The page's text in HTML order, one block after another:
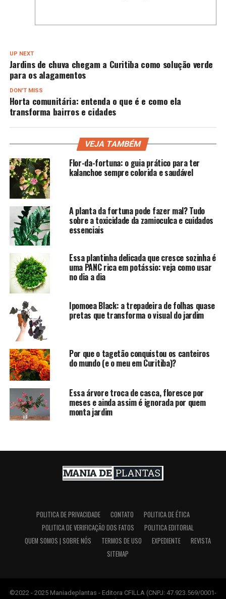
UP NEXT
Jardins de chuva chegam a Curitiba como solução verde
para os alagamentos
DON'T MISS
Horta comunitária: entenda o que é e como ela
transforma bairros e cidades
VEJA TAMBÉM
Flor-da-fortuna: o guia prático para ter
kalanchoe sempre colorida e saudável
A planta da fortuna pode fazer mal? Tudo
sobre a toxicidade da zamioculca e cuidados
essenciais
Essa plantinha delicada que cresce sozinha é
uma PANC rica em potássio: veja como usar
no dia a dia
Ipomoea Black: a trepadeira de folhas quase
pretas que transforma o visual do jardim
Por que o tagetão conquistou os canteiros
do mundo (e o meu em Curitiba)?
Essa árvore troca de casca, floresce por
meses e ainda assim é ignorada por quem
monta jardim
POLITICA DE PRIVACIDADE CONTATO
POLITICA DE ÉTICA
POLITICA DE VERIFICAÇÃO DOS FATOS
POLITICA EDITORIAL
QUEM SOMOS | SOBRE NÓS
TERMOS DE USO EXPEDIENTE
REVISTA
SITEMAP
©2022 - 2025 Maniadeplantas - Editora CFILLA (CNPJ: 47.923.569/0001-